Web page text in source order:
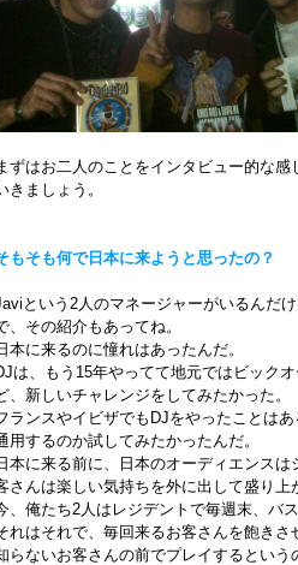
ずはお二人のことをインタビュー的な
きましょう。
もそも何で日本に来ようと思ったの？
という2人のマネージャーがいるんだ
、その紹介もあってね。
本に来るのに憧れはあったんだ。
は、もう15年やってて地元ではビック
、新しいチャレンジをしてみたかった。
ランスやイビザでもDJをやったことは
用するのか試してみたかったんだ。
本に来る前に、日本のオーディエンス
さんは楽しい気持ちを外に出して盛り上
、俺たち2人はレジデントで毎週末、バ
れはそれで、毎回来るお客さんを飽き
らないお客さんの前でプレイするという